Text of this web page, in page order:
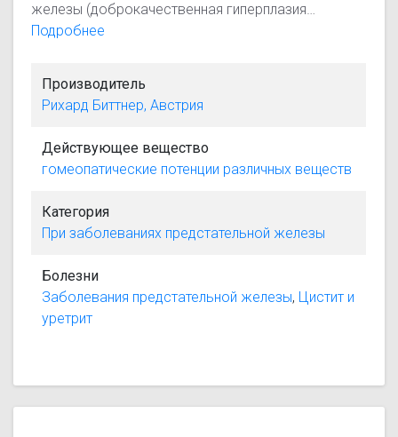
железы (доброкачественная гиперплазия
предстательной железы, простатит) для
атония мочевого пузыря).
Подробнее
Производитель
Рихард Биттнер, Австрия
Действующее вещество
гомеопатические потенции различных веществ
Категория
При заболеваниях предстательной железы
Болезни
Заболевания предстательной железы, Цистит и
уретрит